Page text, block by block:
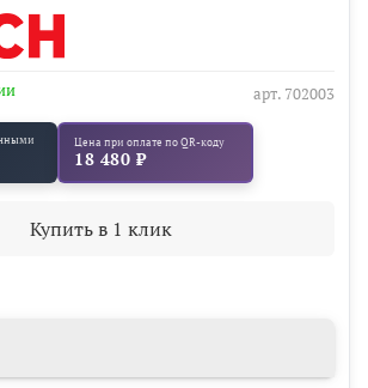
арт. 702003
Цена при оплате по QR-коду
18 480 ₽
Купить в 1 клик